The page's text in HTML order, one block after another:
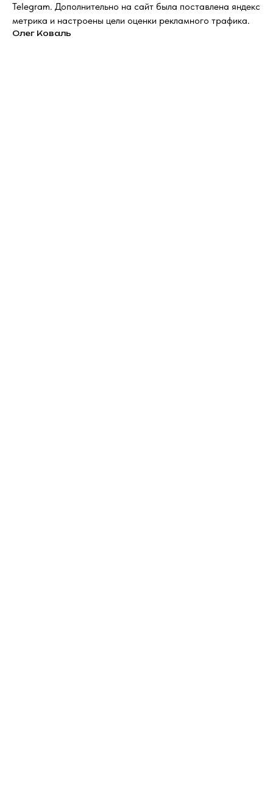
Telegram. Дополнительно на сайт была поставлена яндекс
метрика и настроены цели оценки рекламного трафика.
Олег Коваль